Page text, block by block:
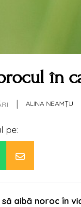
în
| ALINA NEAMȚU
pe:
aibă noroc în